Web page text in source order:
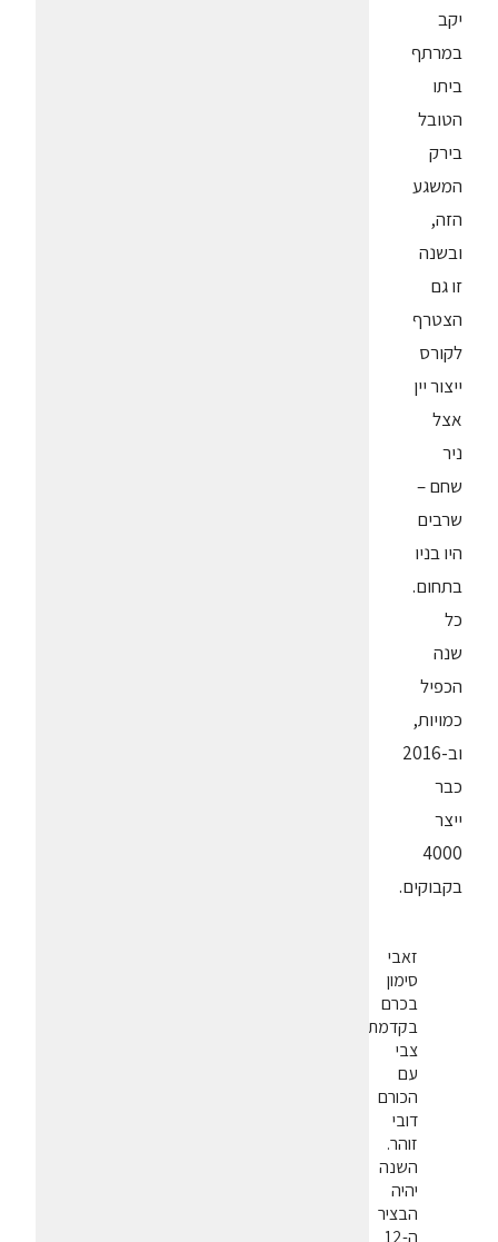
יקב
במרתף
ביתו
הטובל
בירק
המשגע
הזה,
ובשנה
זו גם
הצטרף
לקורס
ייצור יין
אצל
ניר
שחם –
שרבים
היו בניו
בתחום.
כל
שנה
הכפיל
כמויות,
וב-2016
כבר
ייצר
4000
בקבוקים.
זאבי
סימון
בכרם
בקדמת
צבי
עם
הכורם
דובי
זוהר.
השנה
יהיה
הבציר
ה-12